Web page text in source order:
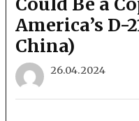
America’s D-
China)
26.04.2024